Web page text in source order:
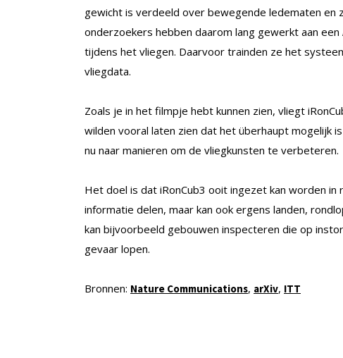
gewicht is verdeeld over bewegende ledematen en
onderzoekers hebben daarom lang gewerkt aan
tijdens het vliegen. Daarvoor trainden ze het
vliegdata.
Zoals je in het filmpje hebt kunnen zien, vliegt
wilden vooral laten zien dat het überhaupt mogelijk
nu naar manieren om de vliegkunsten te verbeteren.
Het doel is dat iRonCub3 ooit ingezet kan worden
informatie delen, maar kan ook ergens landen,
kan bijvoorbeeld gebouwen inspecteren die op
gevaar lopen.
Bronnen: Nature Communications, arXiv, ITT